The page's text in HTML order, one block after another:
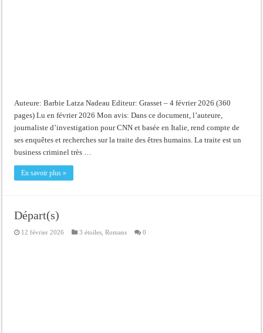
Auteure: Barbie Latza Nadeau Editeur: Grasset – 4 février 2026 (360
pages) Lu en février 2026 Mon avis: Dans ce document, l’auteure,
journaliste d’investigation pour CNN et basée en Italie, rend compte de
ses enquêtes et recherches sur la traite des êtres humains. La traite est un
business criminel très …
En savoir plus »
Départ(s)
12 février 2026 3 étoiles ,Romans 0